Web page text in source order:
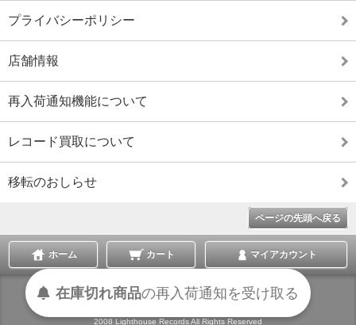
プライバシーポリシー
店舗情報
再入荷通知機能について
レコード買取について
移転のおしらせ
ページの先頭へ戻る
ホーム カート マイアカウント
表示切替 :スマートフォン|PC版
2008 Lighthouse Records All Rights Reserved
在庫切れ商品の再入荷通知を受け取る